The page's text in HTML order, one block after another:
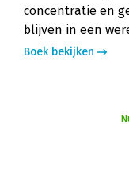
concentratie en
blijven in een
Boek bekijken